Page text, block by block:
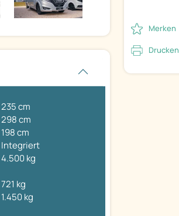
235 cm
298 cm
198 cm
Integriert
4.500 kg
721 kg
1.450 kg
Merken
Drucken